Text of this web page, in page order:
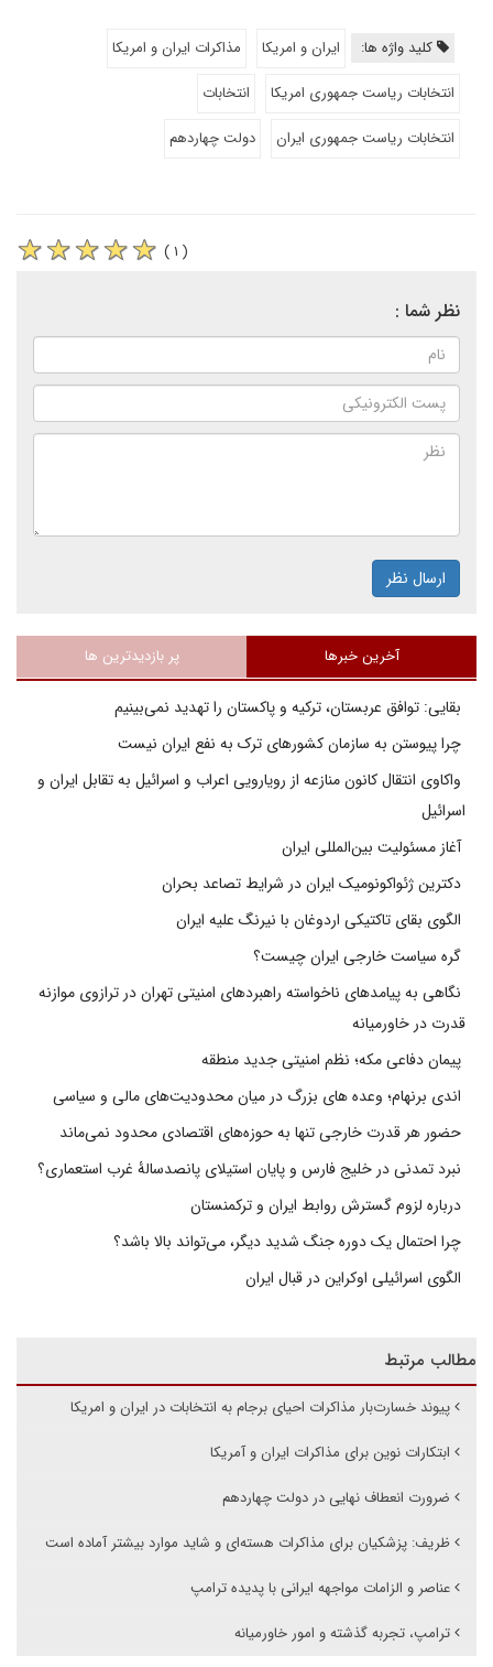
کلید واژه ها: ایران و امریکا
مذاکرات ایران و امریکا
انتخابات ریاست جمهوری امریکا
انتخابات
انتخابات ریاست جمهوری ایران
دولت چهاردهم
( ۱ )
نظر شما :
ارسال نظر
آخرین خبرها پر بازدیدترین ها
بقایی: توافق عربستان، ترکیه و پاکستان را تهدید نمی‌بینیم
چرا پیوستن به سازمان کشورهای ترک به نفع ایران نیست
واکاوی انتقال کانون منازعه از رویارویی اعراب و اسرائیل به تقابل ایران و
اسرائیل
آغاز مسئولیت بین‌المللی ایران
دکترین ژئواکونومیک ایران در شرایط تصاعد بحران
الگوی بقای تاکتیکی اردوغان با نیرنگ علیه ایران
گره سیاست خارجی ایران چیست؟
نگاهی به پیامدهای ناخواسته راهبردهای امنیتی تهران در ترازوی موازنه
قدرت در خاورمیانه
پیمان دفاعی مکه؛ نظم امنیتی جدید منطقه
اندی برنهام؛ وعده های بزرگ در میان محدودیت‌های مالی و سیاسی
حضور هر قدرت خارجی تنها به حوزه‌های اقتصادی محدود نمی‌ماند
نبرد تمدنی در خلیج فارس و پایان استیلای پانصدسالۀ غرب استعماری؟
درباره لزوم گسترش روابط ایران و ترکمنستان
چرا احتمال یک دوره جنگ شدید دیگر، می‌تواند بالا باشد؟
الگوی اسرائیلی اوکراین در قبال ایران
مطالب مرتبط
پیوند خسارت‌بار مذاکرات احیای برجام به انتخابات در ایران و امریکا
ابتکارات نوین برای مذاکرات ایران و آمریکا
ضرورت انعطاف نهایی در دولت چهاردهم
ظریف: پزشکیان برای مذاکرات هسته‌ای و شاید موارد بیشتر آماده است
عناصر و الزامات مواجهه ایرانی با پدیده ترامپ
ترامپ، تجربه گذشته و امور خاورمیانه